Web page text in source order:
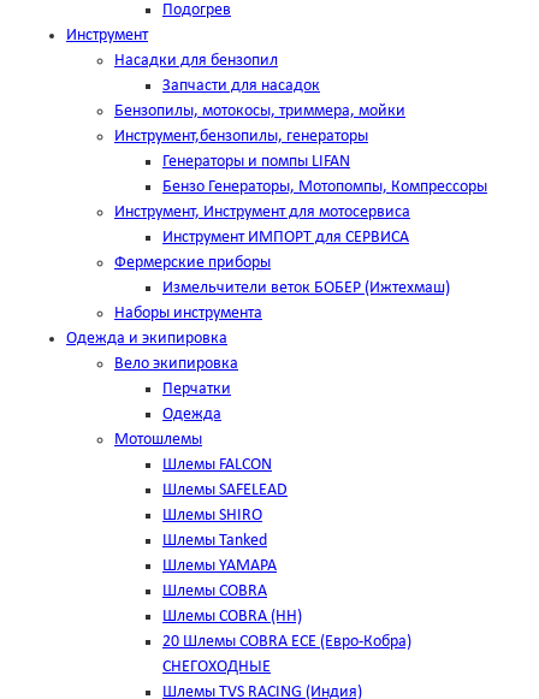
Подогрев
Инструмент
Насадки для бензопил
Запчасти для насадок
Бензопилы, мотокосы, триммера, мойки
Инструмент,бензопилы, генераторы
Генераторы и помпы LIFAN
Бензо Генераторы, Мотопомпы, Компрессоры
Инструмент, Инструмент для мотосервиса
Инструмент ИМПОРТ для СЕРВИСА
Фермерские приборы
Измельчители веток БОБЕР (Ижтехмаш)
Наборы инструмента
Одежда и экипировка
Вело экипировка
Перчатки
Одежда
Мотошлемы
Шлемы FALCON
Шлемы SAFELEAD
Шлемы SHIRO
Шлемы Tanked
Шлемы YAMAPA
Шлемы COBRA
Шлемы COBRA (HH)
20 Шлемы COBRA ECE (Евро-Кобра)
СНЕГОХОДНЫЕ
Шлемы TVS RACING (Индия)